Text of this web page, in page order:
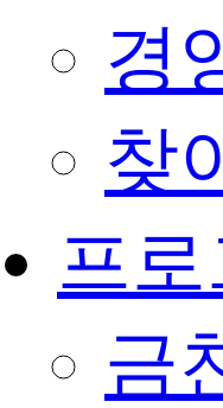
경
찾
프로
금